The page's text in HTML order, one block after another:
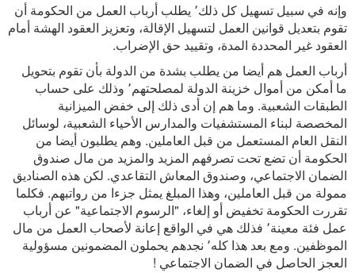
وإنه في سبيل تسهيل كل ذلك٬ يطلب أرباب العمل من الحكومة أن
تقوم بتعديل قوانين العمل لتسهيل الإقالة، وتعزيز العقود الهشة أمام
العقود غير المحددة المدة، وتقييد حق الإضراب.
أرباب العمل هم أيضا من يطلب بشدة من الدولة بأن تقوم بتحويل
ما أمكن من أموال خزينة الدولة لمصلحتهم٬ وذلك على حساب
الطبقات الشعبية. وما هم إن أدى ذلك إلى خفض الميزانية
المخصصة لبناء المستشفيات والمدارس الأحياء الشعبية، لوسائل
النقل العام المستعمل من قبل العاملين. وهم يطلبون أيضا من
الحكومة أن تضع تحت تصرفهم المزيد والمزيد من مال صندوق
الضمان الاجتماعي، وصندوق المعاش التقاعدي. لكن هذه الصناديق
ممولة من قبل العاملين، وهذا المبلغ يمثل جزءا من رواتبهم. فكلما
تقررت الحكومة تخفيض أو إلغاء، "الرسوم الاجتماعية" عن أرباب
عمل فئة معينة٬ فذلك هي في الواقع إعانة لأصحاب العمل من مال
الموظفين. ومع بعد هذا كله٬ نجدهم يحملون المضمونين مسؤولية
العجز الحاصل في الضمان الاجتماعي !